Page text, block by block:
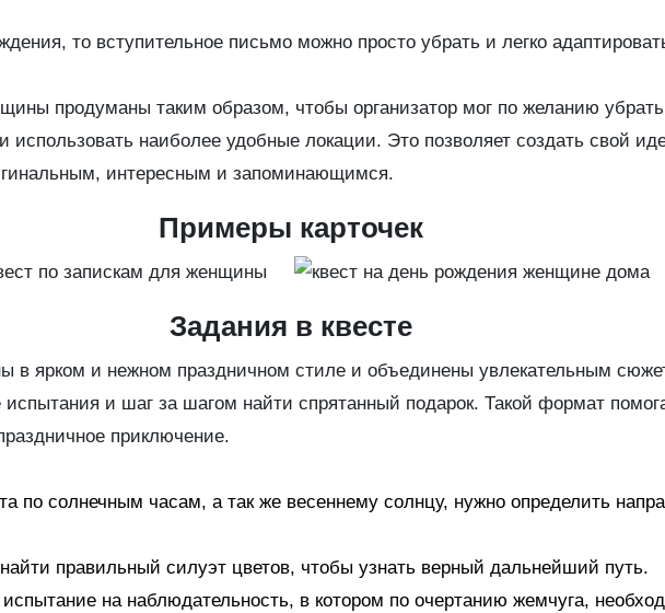
то вступительное письмо можно просто убрать и легко
продуманы таким образом, чтобы организатор мог по желанию убрать
использовать наиболее удобные локации. Это позволяет создать свой
интересным и запоминающимся.
Примеры карточек
Задания в квесте
в ярком и нежном праздничном стиле и объединены увлекательным
и шаг за шагом найти спрятанный подарок. Такой формат
приключение.
по солнечным часам, а так же весеннему солнцу, нужно определить
найти правильный силуэт цветов, чтобы узнать верный дальнейший путь.
испытание на наблюдательность, в котором по очертанию жемчуга,